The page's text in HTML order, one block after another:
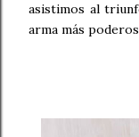
asistimos al
arma más